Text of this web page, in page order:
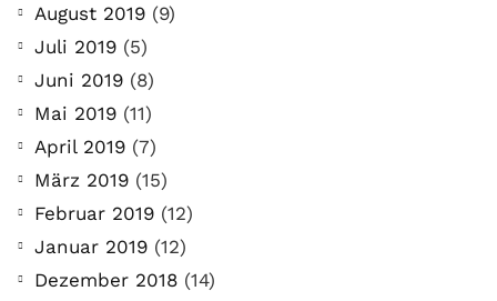
August 2019 (9)
Juli 2019 (5)
Juni 2019 (8)
Mai 2019 (11)
April 2019 (7)
März 2019 (15)
Februar 2019 (12)
Januar 2019 (12)
Dezember 2018 (14)